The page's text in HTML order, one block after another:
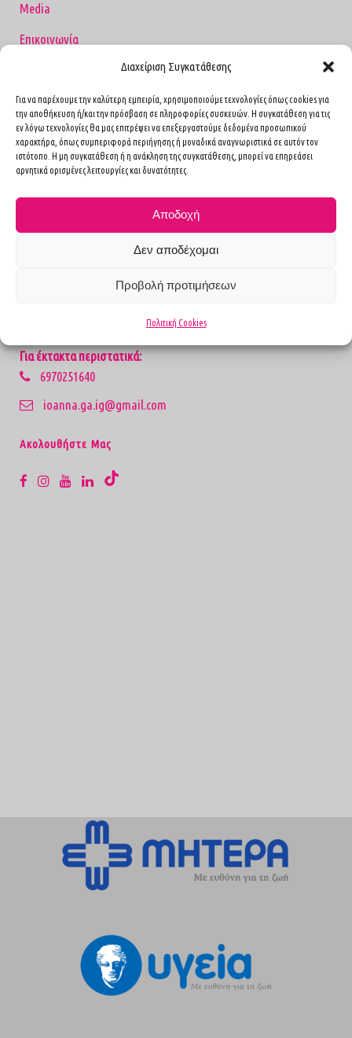
Διαχείριση Συγκατάθεσης
Για να παρέχουμε την καλύτερη εμπειρία, χρησιμοποιούμε τεχνολογίες όπως cookies για
την αποθήκευση ή/και την πρόσβαση σε πληροφορίες συσκευών. Η συγκατάθεση για τις
εν λόγω τεχνολογίες θα μας επιτρέψει να επεξεργαστούμε δεδομένα προσωπικού
χαρακτήρα, όπως συμπεριφορά περιήγησης ή μοναδικά αναγνωριστικά σε αυτόν τον
ιστότοπο. Η μη συγκατάθεση ή η ανάκληση της συγκατάθεσης, μπορεί να επηρεάσει
αρνητικά ορισμένες λειτουργίες και δυνατότητες.
Αποδοχή
Δεν αποδέχομαι
Προβολή προτιμήσεων
Πολιτική Cookies
Media
Επικοινωνία
Επικοινωνία
1ο Ιατρείο
Καισαρείας 4, Αθήνα Τ.Κ. 11527
(Πλησίον Ιπποκρατείου Νοσοκομείου)
2117352341
Ιπποκράτους 21, Μαρούσι Τ.Κ. 15123
Για έκτακτα περιστατικά:
6970251640
ioanna.ga.ig@gmail.com
Aκολουθήστε Μας